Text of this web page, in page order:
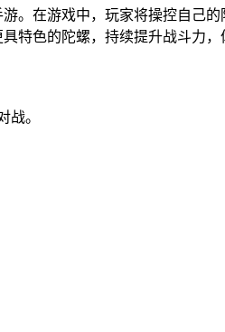
。在游戏中，玩家将操控自己
特色的陀螺，持续提升战斗力，
战。